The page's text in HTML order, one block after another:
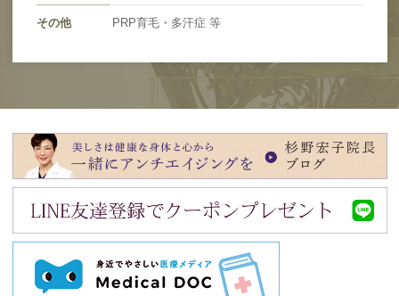
その他 PRP育毛・多汗症 等